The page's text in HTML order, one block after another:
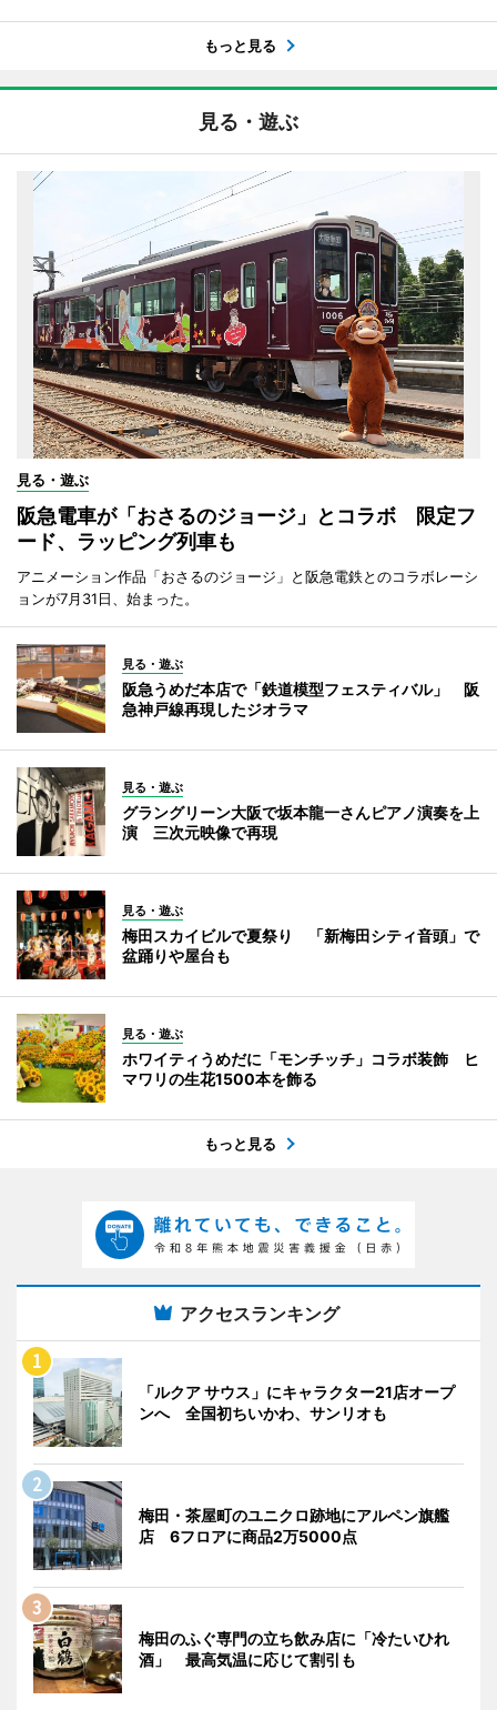
もっと見る
見る・遊ぶ
見る・遊ぶ
阪急電車が「おさるのジョージ」とコラボ 限定フ
ード、ラッピング列車も
アニメーション作品「おさるのジョージ」と阪急電鉄とのコラボレーシ
ョンが7月31日、始まった。
見る・遊ぶ
阪急うめだ本店で「鉄道模型フェスティバル」 阪
急神戸線再現したジオラマ
見る・遊ぶ
グラングリーン大阪で坂本龍一さんピアノ演奏を上
演 三次元映像で再現
見る・遊ぶ
梅田スカイビルで夏祭り 「新梅田シティ音頭」で
盆踊りや屋台も
見る・遊ぶ
ホワイティうめだに「モンチッチ」コラボ装飾 ヒ
マワリの生花1500本を飾る
もっと見る
アクセスランキング
「ルクア サウス」にキャラクター21店オープ
ンへ 全国初ちいかわ、サンリオも
梅田・茶屋町のユニクロ跡地にアルペン旗艦
店 6フロアに商品2万5000点
梅田のふぐ専門の立ち飲み店に「冷たいひれ
酒」 最高気温に応じて割引も